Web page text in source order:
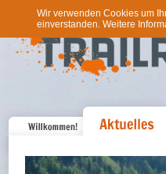
Wir verwenden Cookies um
einverstanden. Weitere